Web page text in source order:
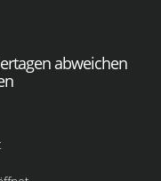
abweichen